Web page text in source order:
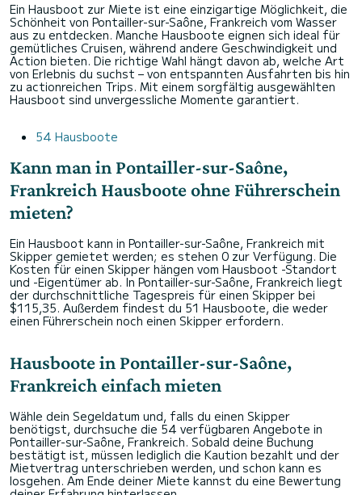
Ein Hausboot zur Miete ist eine einzigartige Möglichkeit, die
Schönheit von Pontailler-sur-Saône, Frankreich vom Wasser
aus zu entdecken. Manche Hausboote eignen sich ideal für
gemütliches Cruisen, während andere Geschwindigkeit und
Action bieten. Die richtige Wahl hängt davon ab, welche Art
von Erlebnis du suchst – von entspannten Ausfahrten bis hin
zu actionreichen Trips. Mit einem sorgfältig ausgewählten
Hausboot sind unvergessliche Momente garantiert.
54 Hausboote
Kann man in Pontailler-sur-Saône,
Frankreich Hausboote ohne Führerschein
mieten?
Ein Hausboot kann in Pontailler-sur-Saône, Frankreich mit
Skipper gemietet werden; es stehen 0 zur Verfügung. Die
Kosten für einen Skipper hängen vom Hausboot -Standort
und -Eigentümer ab. In Pontailler-sur-Saône, Frankreich liegt
der durchschnittliche Tagespreis für einen Skipper bei
$115,35. Außerdem findest du 51 Hausboote, die weder
einen Führerschein noch einen Skipper erfordern.
Hausboote in Pontailler-sur-Saône,
Frankreich einfach mieten
Wähle dein Segeldatum und, falls du einen Skipper
benötigst, durchsuche die 54 verfügbaren Angebote in
Pontailler-sur-Saône, Frankreich. Sobald deine Buchung
bestätigt ist, müssen lediglich die Kaution bezahlt und der
Mietvertrag unterschrieben werden, und schon kann es
losgehen. Am Ende deiner Miete kannst du eine Bewertung